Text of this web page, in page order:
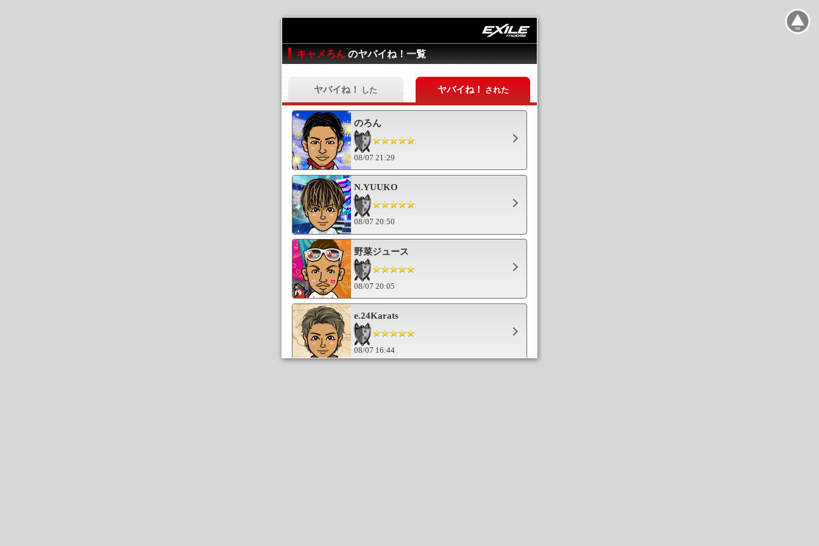
キャメろん のヤバイね！一覧
ヤバイね！ した ヤバイね！ された
のろん
08/07 21:29
N.YUUKO
08/07 20:50
野菜ジュース
08/07 20:05
e.24Karats
08/07 16:44